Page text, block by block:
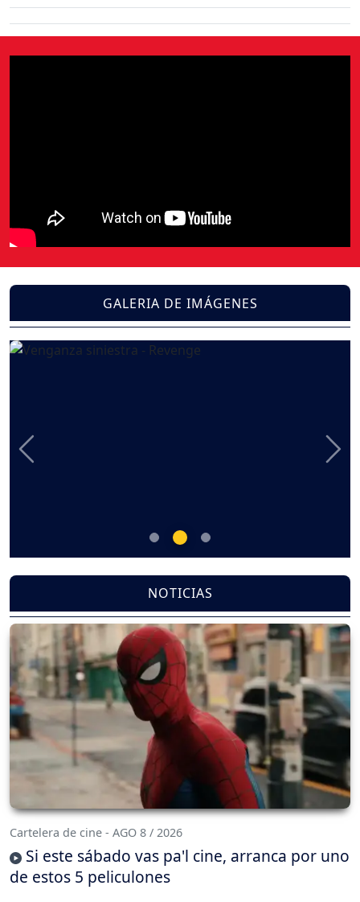
GALERIA DE IMÁGENES
Previous Next
NOTICIAS
Cartelera de cine - AGO 8 / 2026
Si este sábado vas pa'l cine, arranca por uno
de estos 5 peliculones